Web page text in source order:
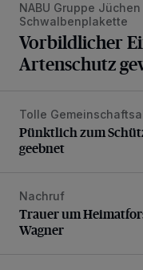
NABU Gruppe
Schwalbenplakette
Vorbildlicher
Artenschutz
Pünktlich zum
Tolle
Pünktlich zum
geebnet
Trauer um
Nachruf
Trauer um
Wagner